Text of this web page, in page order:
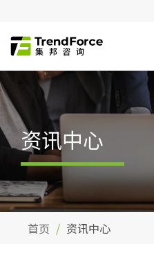
资讯中心
首页 资讯中心